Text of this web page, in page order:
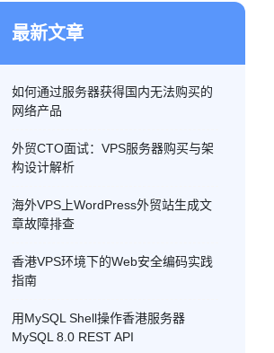
最新文章
如何通过服务器获得国内无法购买的
网络产品
外贸CTO面试：VPS服务器购买与架
构设计解析
海外VPS上WordPress外贸站生成文
章故障排查
香港VPS环境下的Web安全编码实践
指南
用MySQL Shell操作香港服务器
MySQL 8.0 REST API